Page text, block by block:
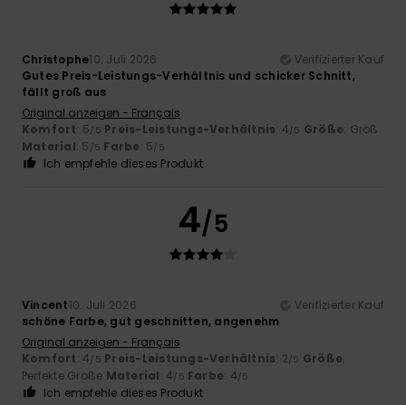
Christophe10. Juli 2026
Verifizierter Kauf
Gutes Preis-Leistungs-Verhältnis und schicker Schnitt,
fällt groß aus
Original anzeigen - Français
Komfort: 5/5 Preis-Leistungs-Verhältnis: 4/5 Größe: Groß
Material: 5 /5 Farbe: 5/5
Ich empfehle dieses Produkt
4/5
Vincent10. Juli 2026
Verifizierter Kauf
schöne Farbe, gut geschnitten, angenehm
Original anzeigen - Français
Komfort: 4/5 Preis-Leistungs-Verhältnis: 2/5 Größe:
Perfekte Größe Material: 4/5 Farbe: 4/5
Ich empfehle dieses Produkt